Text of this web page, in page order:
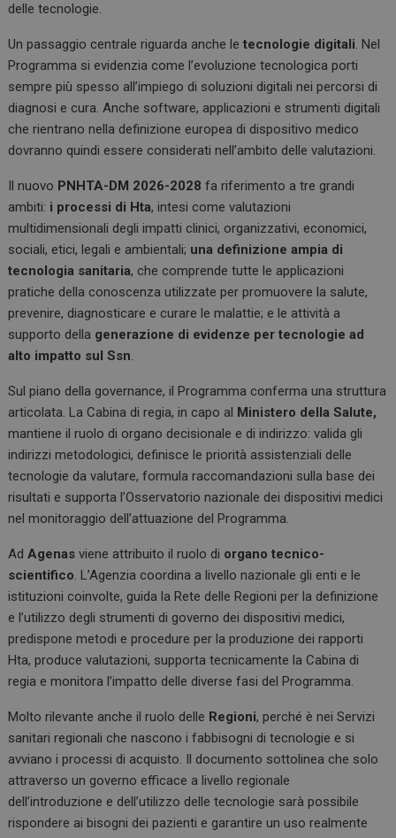
delle tecnologie.
Un passaggio centrale riguarda anche letecnologie digitali. Nel
Programma si evidenzia come l’evoluzione tecnologica porti
sempre più spesso all’impiego di soluzioni digitali nei percorsi di
diagnosi e cura. Anche software, applicazioni e strumenti digitali
che rientrano nella definizione europea di dispositivo medico
dovranno quindi essere considerati nell’ambito delle valutazioni.
Il nuovo PNHTA-DM 2026-2028 fa riferimento a tre grandi
ambiti: i processi di Hta, intesi come valutazioni
multidimensionali degli impatti clinici, organizzativi, economici,
sociali, etici, legali e ambientali; una definizione ampia di
tecnologia sanitaria, che comprende tutte le applicazioni
pratiche della conoscenza utilizzate per promuovere la salute,
prevenire, diagnosticare e curare le malattie; e le attività a
supporto della generazione di evidenze per tecnologie ad
alto impatto sul Ssn.
Sul piano della governance, il Programma conferma una struttura
articolata. La Cabina di regia, in capo al Ministero della Salute,
mantiene il ruolo di organo decisionale e di indirizzo: valida gli
indirizzi metodologici, definisce le priorità assistenziali delle
tecnologie da valutare, formula raccomandazioni sulla base dei
risultati e supporta l’Osservatorio nazionale dei dispositivi medici
nel monitoraggio dell’attuazione del Programma.
AdAgenas viene attribuito il ruolo di organo tecnico-
scientifico. L’Agenzia coordina a livello nazionale gli enti e le
istituzioni coinvolte, guida la Rete delle Regioni per la definizione
e l’utilizzo degli strumenti di governo dei dispositivi medici,
predispone metodi e procedure per la produzione dei rapporti
Hta, produce valutazioni, supporta tecnicamente la Cabina di
regia e monitora l’impatto delle diverse fasi del Programma.
Molto rilevante anche il ruolo delle Regioni, perché è nei Servizi
sanitari regionali che nascono i fabbisogni di tecnologie e si
avviano i processi di acquisto. Il documento sottolinea che solo
attraverso un governo efficace a livello regionale
dell’introduzione e dell’utilizzo delle tecnologie sarà possibile
rispondere ai bisogni dei pazienti e garantire un uso realmente